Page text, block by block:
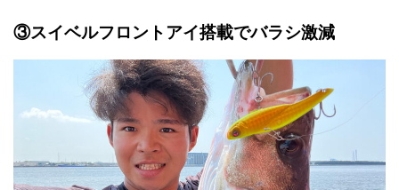
③スイベルフロントアイ搭載でバラシ激減